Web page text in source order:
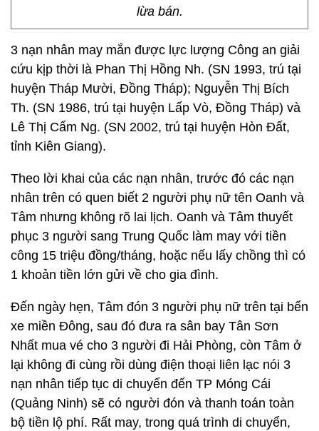
lừa bán.
3 nạn nhân may mắn được lực lượng Công an giải
cứu kịp thời là Phan Thị Hồng Nh. (SN 1993, trú tại
huyện Tháp Mười, Đồng Tháp); Nguyễn Thị Bích
Th. (SN 1986, trú tại huyện Lấp Vò, Đồng Tháp) và
Lê Thị Cẩm Ng. (SN 2002, trú tại huyện Hòn Đất,
tỉnh Kiên Giang).
Theo lời khai của các nạn nhân, trước đó các nạn
nhân trên có quen biết 2 người phụ nữ tên Oanh và
Tâm nhưng không rõ lai lịch. Oanh và Tâm thuyết
phục 3 người sang Trung Quốc làm may với tiền
công 15 triệu đồng/tháng, hoặc nếu lấy chồng thì có
1 khoản tiền lớn gửi về cho gia đình.
Đến ngày hẹn, Tâm đón 3 người phụ nữ trên tại bến
xe miền Đông, sau đó đưa ra sân bay Tân Sơn
Nhất mua vé cho 3 người đi Hải Phòng, còn Tâm ở
lại không đi cùng rồi dùng điện thoại liên lạc nói 3
nạn nhân tiếp tục di chuyển đến TP Móng Cái
(Quảng Ninh) sẽ có người đón và thanh toán toàn
bộ tiền lộ phí. Rất may, trong quá trình di chuyển,